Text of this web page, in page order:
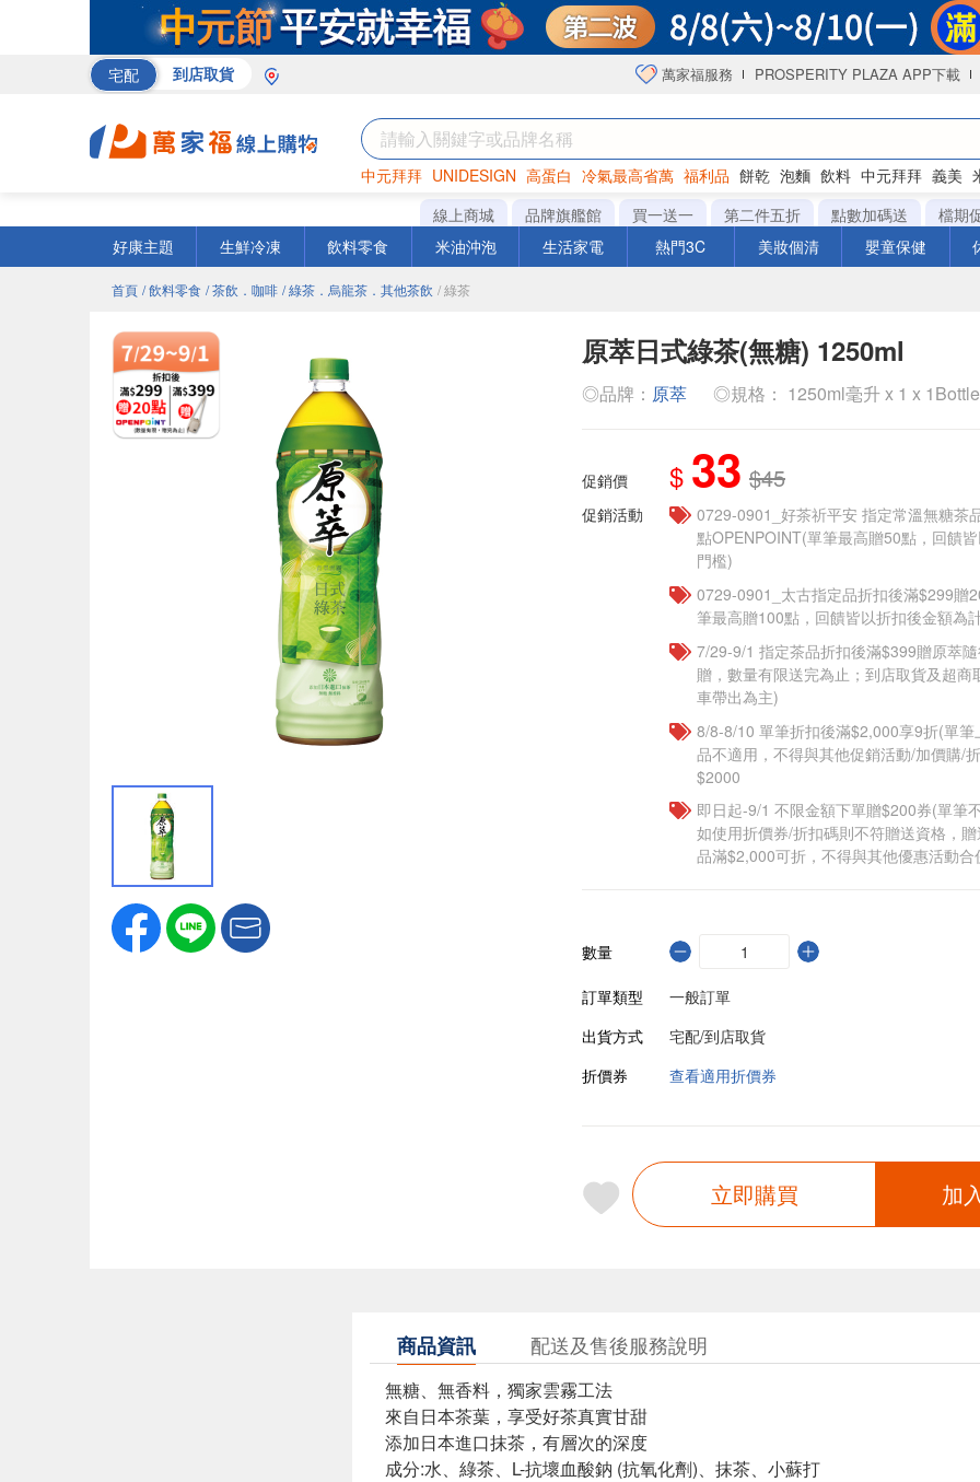
宅配 到店取貨 萬家福服務 PROSPERITY PLAZA APP下載
中元拜拜 UNIDESIGN 高蛋白 冷氣最高省萬 福利品 餅乾 泡麵 飲料 中元拜拜 義美
罐頭 咖啡 海苔
線上商城 品牌旗艦館 買一送一 第二件五折 點數加碼送
檔期
好康主題
生鮮冷凍 飲料零食 米油沖泡 生活家電 熱門3C 美妝個清 嬰童保健
首頁 / 飲料零食 / 茶飲．咖啡 / 綠茶．烏龍茶．其他茶飲 / 綠茶
原萃日式綠茶(無糖) 1250ml
◎品牌： 原萃 ◎規格： 1250ml毫升 x 1 x
促銷價 $ 33 $45
促銷活動
​​0729-0901_好茶祈平安 指定常溫無糖茶
點OPENPOINT(單筆最高贈50點，回饋
門檻)
0729-0901_太古指定品折扣後滿$299贈
筆最高贈100點，回饋皆以折扣後金額為
7/29-9/1 指定茶品折扣後滿$399贈原萃
贈，數量有限送完為止；到店取貨及超商
車帶出為主)
8/8-8/10 單筆折扣後滿$2,000享9折(單
品不適用，不得與其他促銷活動/加價購/
$2000
即日起-9/1 不限金額下單贈$200券(單筆
如使用折價券/折扣碼則不符贈送資格，
品滿$2,000可折，不得與其他優惠活動合
數量
訂單類型
一般訂單
出貨方式
宅配/到店取貨
折價券
查看適用折價券
立即購買 加
商品資訊 配送及售後服務說明
無糖、無香料，獨家雲霧工法
來自日本茶葉，享受好茶真實甘甜
添加日本進口抹茶，有層次的深度
成分:水、綠茶、L-抗壞血酸鈉 (抗氧化劑)、抹茶、小蘇打